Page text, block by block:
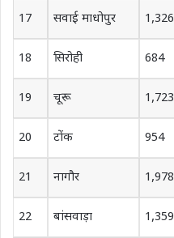
17 सवाई माधोपुर 1,326
18 सिरोही 684
19 चूरू 1,723
20 टोंक 954
21 नागौर 1,978
22 बांसवाड़ा 1,359